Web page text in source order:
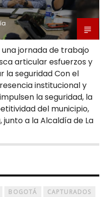
una jornada de trabajo
articular esfuerzos y
la seguridad Con el
institucional y
la seguridad, la
del municipio,
junto a la Alcaldía de La
BOGOTÁ
CAPTURADOS